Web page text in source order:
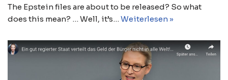
The Epstein files are about to be released? So what
does this mean? … Well, it’s… Weiterlesen »